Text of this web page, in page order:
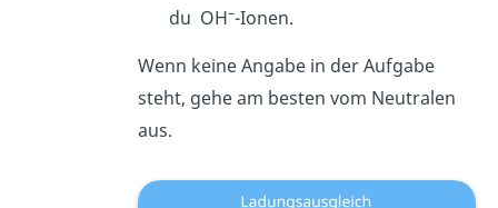
du OH–-Ionen.
Wenn keine Angabe in der Aufgabe
steht, gehe am besten vom Neutralen
aus.